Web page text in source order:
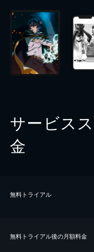
サービス
金
無料トライアル
無料トライアル後の⽉額料金